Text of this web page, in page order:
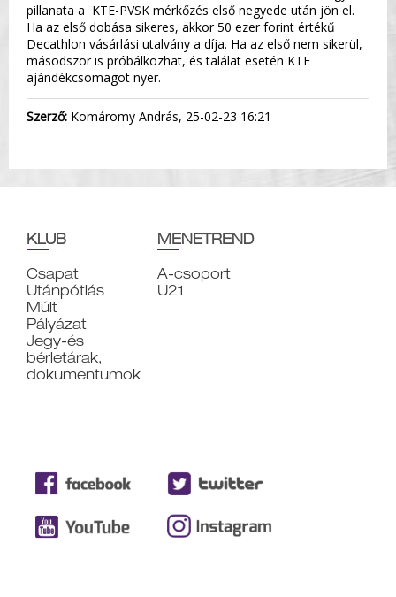
pillanata a KTE-PVSK mérkőzés első negyede után jön el.
Ha az első dobása sikeres, akkor 50 ezer forint értékű
Decathlon vásárlási utalvány a díja. Ha az első nem sikerül,
másodszor is próbálkozhat, és találat esetén KTE
ajándékcsomagot nyer.
Szerző: Komáromy András, 25-02-23 16:21
KLUB
Csapat
Utánpótlás
Múlt
Pályázat
Jegy-és
bérletárak,
dokumentumok
MENETREND
A-csoport
U21